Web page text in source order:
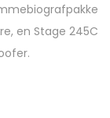
en Stage 245C